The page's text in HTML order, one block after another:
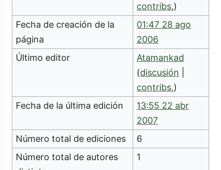
contribs.)
Fecha de creación de la
página
01:47 28 ago
2006
Último editor
Atamankad
(discusión
contribs.)
Fecha de la última edición
13:55 22 abr
2007
Número total de ediciones
6
Número total de autores
1